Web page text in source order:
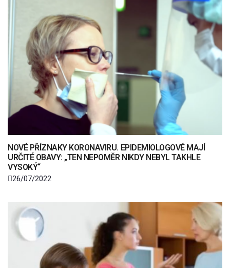
NOVÉ PŘÍZNAKY KORONAVIRU. EPIDEMIOLOGOVÉ MAJÍ
URČITÉ OBAVY: „TEN NEPOMĚR NIKDY NEBYL TAKHLE
VYSOKÝ“
26/07/2022